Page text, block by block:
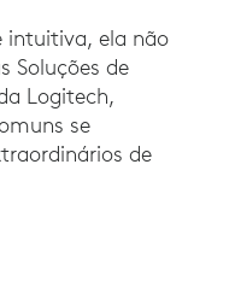
intuitiva, ela não
Soluções de
Logitech,
se
de